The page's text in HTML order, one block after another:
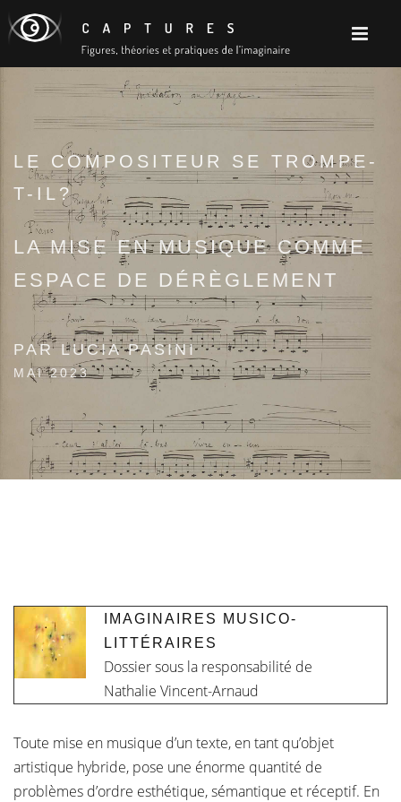
LE COMPOSITEUR SE TROMPE-
T-IL?
LA MISE EN MUSIQUE COMME
ESPACE DE DÉRÈGLEMENT
PAR LUCIA PASINI
MAI 2023
IMAGINAIRES MUSICO-
LITTÉRAIRES
Dossier sous la responsabilité de
Nathalie Vincent-Arnaud
Toute mise en musique d’un texte, en tant qu’objet
artistique hybride, pose une énorme quantité de
problèmes d’ordre esthétique, sémantique et réceptif. En